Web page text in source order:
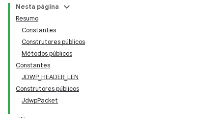
Nesta página
Resumo
Constantes
Construtores públicos
Métodos públicos
Constantes
JDWP_HEADER_LEN
Construtores públicos
JdwpPacket